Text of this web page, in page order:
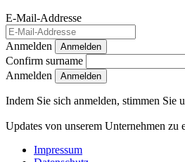
E-Mail-Addresse
Anmelden Anmelden
Confirm surname
Anmelden
Indem Sie sich anmelden, stimmen Sie
Updates von unserem Unternehmen zu
Impressum